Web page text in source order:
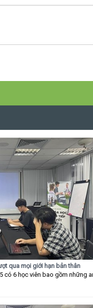
qua mọi giới hạn bản thân
có 6 học viên bao gồm những